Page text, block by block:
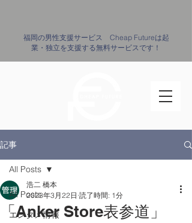
​福岡の男性支援サービス Cheap Futureは起
業・独立を支援する無料サービスです！
記事
All Posts
エンタメ情報
All Posts
「Anker Store表参道」
浩二 橋本
2023年3月22日 読了時間: 1分